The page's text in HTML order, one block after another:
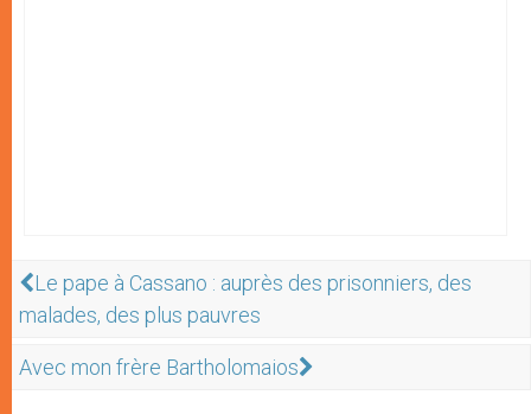
Le pape à Cassano : auprès des prisonniers, des
malades, des plus pauvres
Avec mon frère Bartholomaios